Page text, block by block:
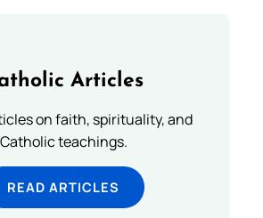
Articles
on faith, spirituality, and
Catholic teachings.
READ ARTICLES